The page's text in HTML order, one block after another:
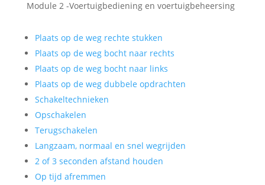
Module 2 -Voertuigbediening en voertuigbeheersing
Plaats op de weg rechte stukken
Plaats op de weg bocht naar rechts
Plaats op de weg bocht naar links
Plaats op de weg dubbele opdrachten
Schakeltechnieken
Opschakelen
Terugschakelen
Langzaam, normaal en snel wegrijden
2 of 3 seconden afstand houden
Op tijd afremmen